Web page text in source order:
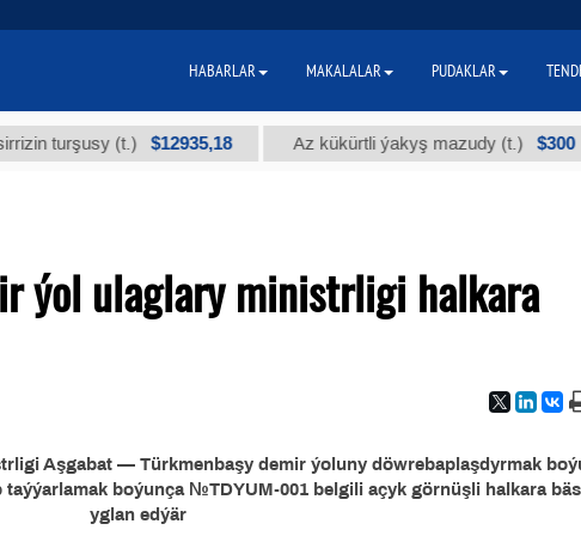
turşusy (t.) $12935,18 Az kükürtli ýakyş mazudy (t.) $300
ýol ulaglary ministrligi halkara
Aşgabat — Türkmenbaşy demir ýoluny döwrebaplaşdyrmak
boýunça №TDYUM-001 belgili açyk görnüşli halkara
yglan edýär
HABARLAR MAKALALAR PUDAKLAR